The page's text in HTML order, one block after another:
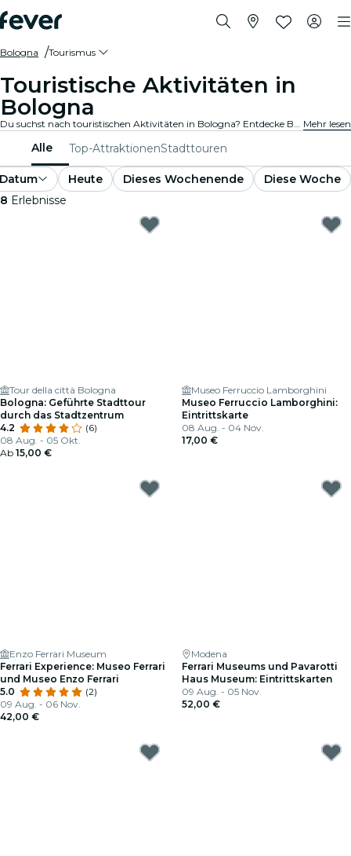
Bologna Tourismus
Touristische Aktivitäten in
Bologna
Du suchst nach touristischen Aktivitäten in Bologna? Entdecke Bologna – mach dich bereit für ein Abenteuer nach dem anderen mit diesen spannenden Erlebnissen, die speziell für Touristen entwickelt wurden. Erlebe das Beste von Bologna ! Mehr lesen
Alle Top-AttraktionenStadttouren
Datum Heute Dieses Wochenende
Diese Woche
8 Erlebnisse
Tour della città Bologna
Bologna: Geführte Stadttour
durch das Stadtzentrum
4.2
(6)
08 Aug. - 05 Okt.
Ab 15,00 €
Museo Ferruccio Lamborghini
Museo Ferruccio Lamborghini:
Eintrittskarte
08 Aug. - 04 Nov.
17,00 €
Enzo Ferrari Museum
Ferrari Experience: Museo Ferrari
und Museo Enzo Ferrari
5.0
(2)
09 Aug. - 06 Nov.
42,00 €
Modena
Ferrari Museums und Pavarotti
Haus Museum: Eintrittskarten
09 Aug. - 05 Nov.
52,00 €